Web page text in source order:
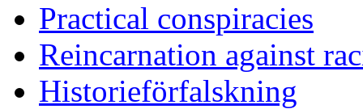
Practical conspiracies
Reincarnation against
Historieförfalskning